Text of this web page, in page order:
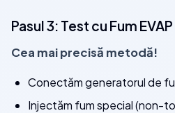
Pasul 3: Test cu Fum EVAP
Cea mai precisă metodă!
Conectăm generatorul de
Injectăm fum special (non-